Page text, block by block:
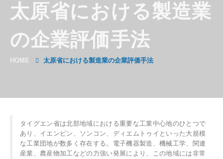
太原省における製造業
の企業評価手法
HOME 太原省における製造業の企業評価手法
タイグエン省は北部地域における重要な工業中心地のひとつで
あり、イエンビン、ソンコン、ディエムトゥイといった大規模
な工業団地が数多く存在する。電子機器製造、機械工学、関連
産業、農産物加工などの力強い発展により、この地域には非常